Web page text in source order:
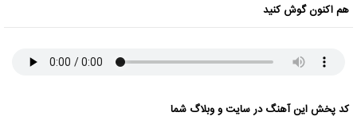
هم اکنون گوش کنید
کد پخش این آهنگ در سایت و وبلاگ شما